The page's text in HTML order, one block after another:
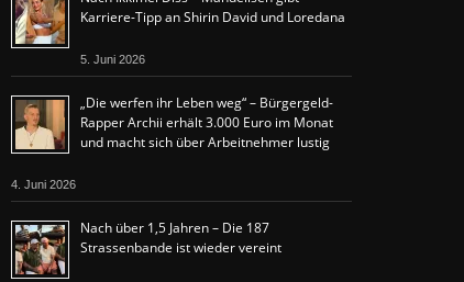
Karriere-Tipp an Shirin David und Loredana
5. Juni 2026
„Die werfen ihr Leben weg“ – Bürgergeld-
Rapper Archii erhält 3.000 Euro im Monat
und macht sich über Arbeitnehmer lustig
4. Juni 2026
Nach über 1,5 Jahren – Die 187
Strassenbande ist wieder vereint